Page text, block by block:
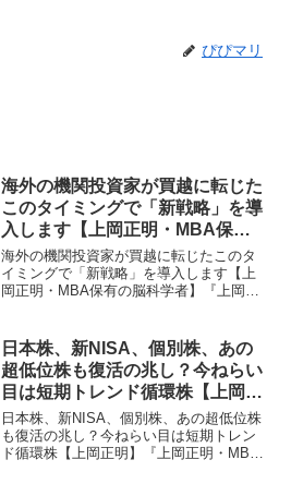
ぴぴマリ
海外の機関投資家が買越に転じた
このタイミングで「新戦略」を導
入します【上岡正明・MBA保有
の脳科学者】
海外の機関投資家が買越に転じたこのタ
イミングで「新戦略」を導入します【上
岡正明・MBA保有の脳科学者】『上岡正
用、自己投資の情報をお届け。真剣に一
歩抜きん出たい人のため...
日本株、新NISA、個別株、あの
超低位株も復活の兆し？今ねらい
目は短期トレンド循環株【上岡正
明】
日本株、新NISA、個別株、あの超低位株
も復活の兆し？今ねらい目は短期トレン
ド循環株【上岡正明】『上岡正明・MBA